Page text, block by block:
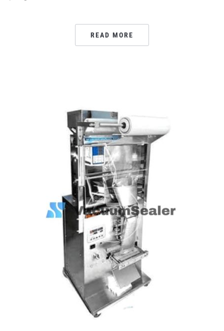
READ MORE